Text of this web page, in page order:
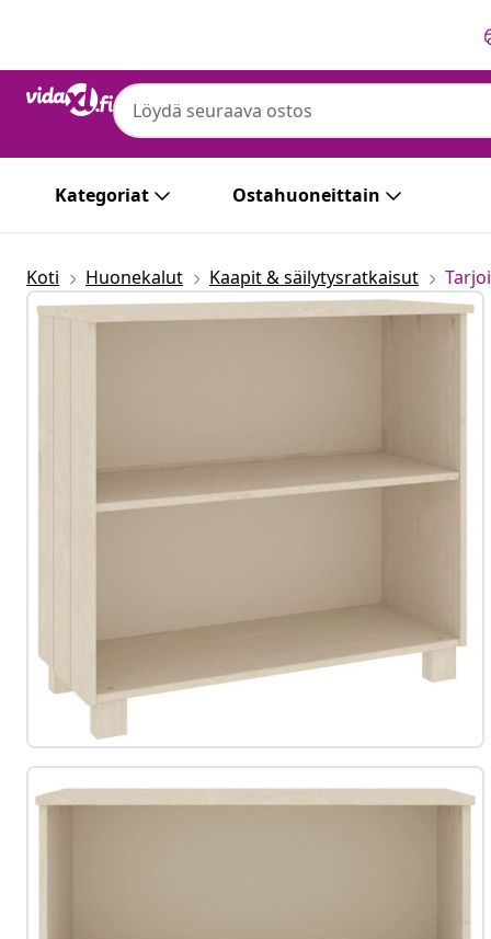
Kategoriat Ostahuoneittain
Koti Huonekalut Kaapit & säilytysratkaisut